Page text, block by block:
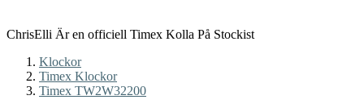
ChrisElli Är en officiell Timex Kolla På Stockist
Klockor
Timex Klockor
Timex TW2W32200